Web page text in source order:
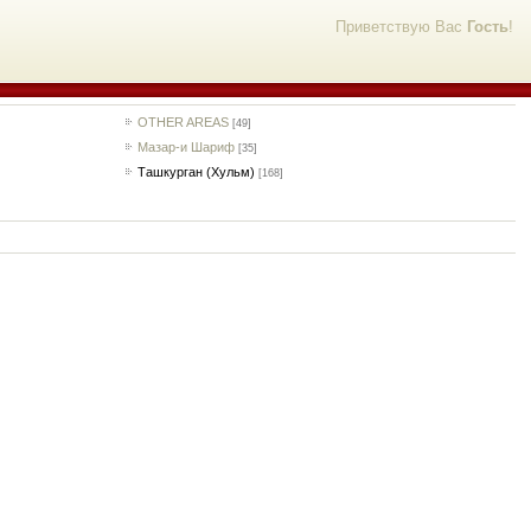
Приветствую Вас Гость!
OTHER AREAS [49]
Мазар-и Шариф [35]
Ташкурган (Хульм) [168]